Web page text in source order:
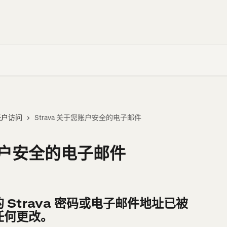
访问 Strava 关于您账户安全的电子邮件
安全的电子邮件
Strava 密码或电子邮件地址已被
更改。